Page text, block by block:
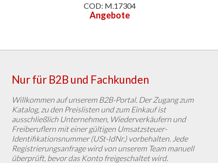
COD: M.17304
Angebote
Nur für B2B und Fachkunden
Willkommen auf unserem B2B-Portal. Der Zugang zum
Katalog, zu den Preislisten und zum Einkauf ist
ausschließlich Unternehmen, Wiederverkäufern und
Freiberuflern mit einer gültigen Umsatzsteuer-
Identifikationsnummer (USt-IdNr.) vorbehalten. Jede
Registrierungsanfrage wird von unserem Team manuell
überprüft, bevor das Konto freigeschaltet wird.